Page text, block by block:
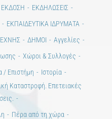
ΕΚΔΗΛΩΣΕΙΣ
ΕΚΠΑΙΔΕΥΤΙΚΑ ΙΔΡΥΜΑΤΑ
ΔΗΜΟΙ
Αγγελίες
Χώροι & Συλλογές
/ Επιστήμη
Ιστορία
Καταστροφή. Επετειακές
Πέρα από τη χώρα